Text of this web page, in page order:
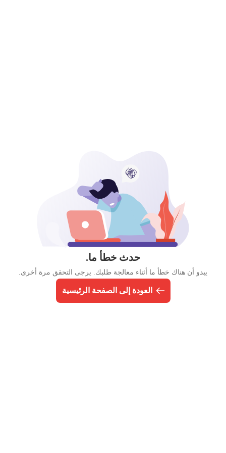
حدث خطأ ما.
يبدو أن هناك خطأ ما أثناء معالجة طلبك. يرجى التحقق مرة أخرى.
العودة إلى الصفحة الرئيسية